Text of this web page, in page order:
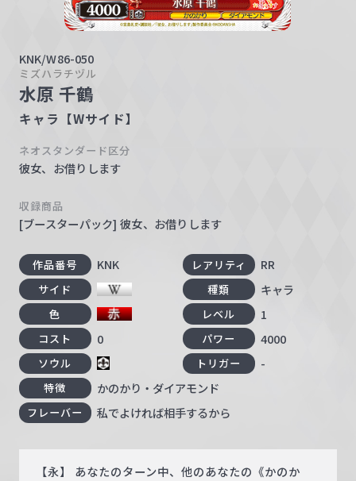
KNK/W86-050
ミズハラチヅル
水原 千鶴
キャラ【Wサイド】
ネオスタンダード区分
彼女、お借りします
収録商品
[ブースターパック] 彼女、お借りします
作品番号 KNK レアリティ RR
サイド 種類 キャラ
色 レベル 1
コスト 0 パワー 4000
ソウル トリガー -
特徴 かのかり・ダイアモンド
フレーバー 私でよければ相手するから
【永】 あなたのターン中、他のあなたの《かのか